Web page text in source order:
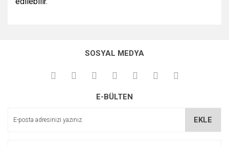
kullanarak tarafımıza iletebilirsiniz.
Görüş ve önerileriniz için teşekkür ederiz.
Ürün açıklamasında eksik bilgiler bulunuyor.
SOSYAL MEDYA
E-BÜLTEN
EKLE